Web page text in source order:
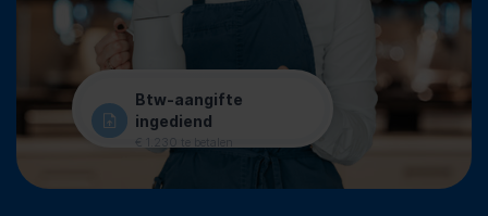
Btw-aangifte
ingediend
€ 1.230 te betalen